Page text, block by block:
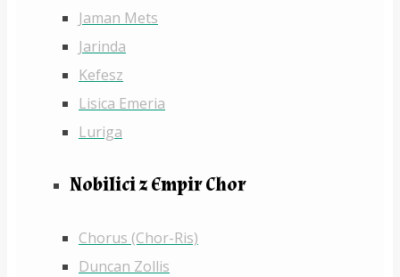
Jaman Mets
Jarinda
Kefesz
Lisica Emeria
Luriga
Nobilici z Empir Chor
Chorus (Chor-Ris)
Duncan Zollis